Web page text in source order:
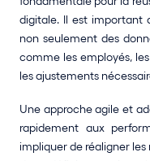
digitale. Il est important
non seulement des
comme les employés,
les ajustements
Une approche agile et
rapidement aux
impliquer de réaligner